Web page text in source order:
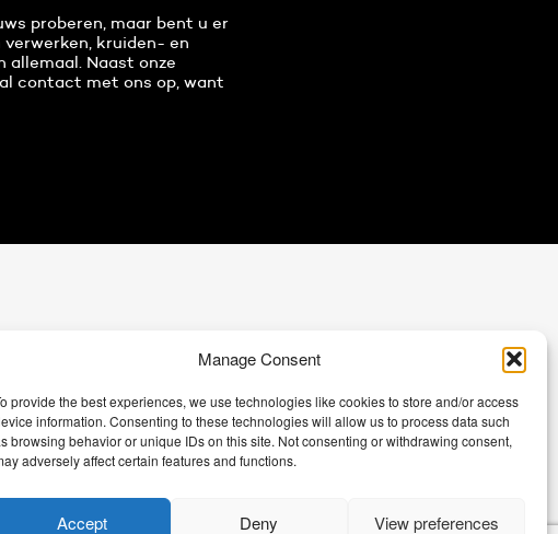
Manage Consent
provide the best experiences, we use technologies like cookies to store and/or access
information. Consenting to these technologies will allow us to process data such
browsing behavior or unique IDs on this site. Not consenting or withdrawing consent,
adversely affect certain features and functions.
Accept Deny View preferences
proberen, maar bent u er
kruiden- en
allemaal. Naast onze
contact met ons op, want